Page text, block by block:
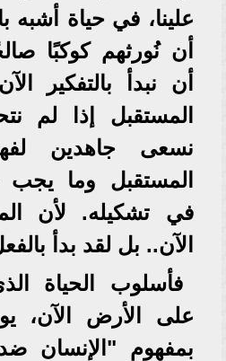
علينا، في حياة أشبه
أن نُورثهم كوكبًا
أن نبدأ بالتفكير
المستقبل إذا لم
نسعى جاهدين
المستقبل وما يجب
في تشكيله. لأن
الآن.. بل لقد بدأ
فأسلوب الحياة
على الأرض الآن،
بمفهوم "الإنسان